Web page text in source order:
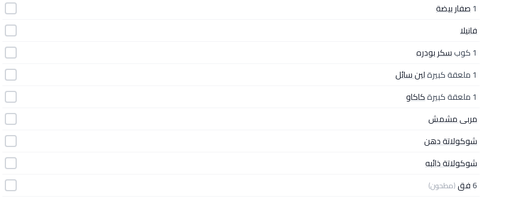
1صفار بيضة
فانيلا
1 كوب
سكر بودره
1 ملعقة كبيرة
لبن سائل
1 ملعقة كبيرة
كاكاو
مربى مشمش
شوكولاتة دهن
شوكولاتة ذائبه
6فق(مطحون)